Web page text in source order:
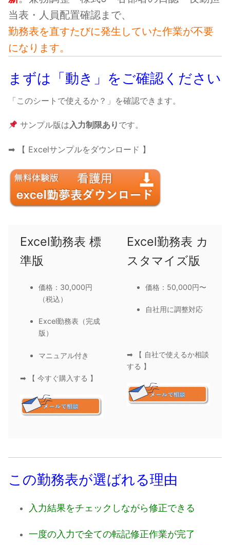
当表・人員配置確認まで、
勤務表を直すたびに発生していた作業が不要
になります。
まずは「動き」をご確認ください
「このシートで使えるか？」を確認できます。
サンプル版は入力制限あり です。
➡ 【 Excelサンプルをダウンロード 】
Excel勤務表 標
準版
価格：30,000円
（税込）
Excel勤務表（完成
版）
マニュアル付き
➡ 【 今すぐ購入する 】
Excel勤務表 カ
スタマイズ版
価格：50,000円〜
自社用に調整対応
➡ 【 自社で使えるか相談
する 】
この勤務表が選ばれる理由
入力結果をチェックしながら修正できる
一度の入力で全ての転記修正作業が完了